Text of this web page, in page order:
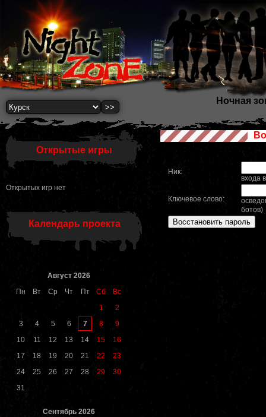
Ночная
Открытые игры
Открытых игр нет
Календарь проекта
Август 2026
Пн
Вт Ср Чт Пт Сб
Вс
1
2
3
4 5 6 7 8
9
10
11 12 13 14 15
16
17
18 19 20 21 22
23
24
25 26 27 28 29
30
31
Сентябрь 2026
Ник:
входа
Ключевое слово:
ботов)